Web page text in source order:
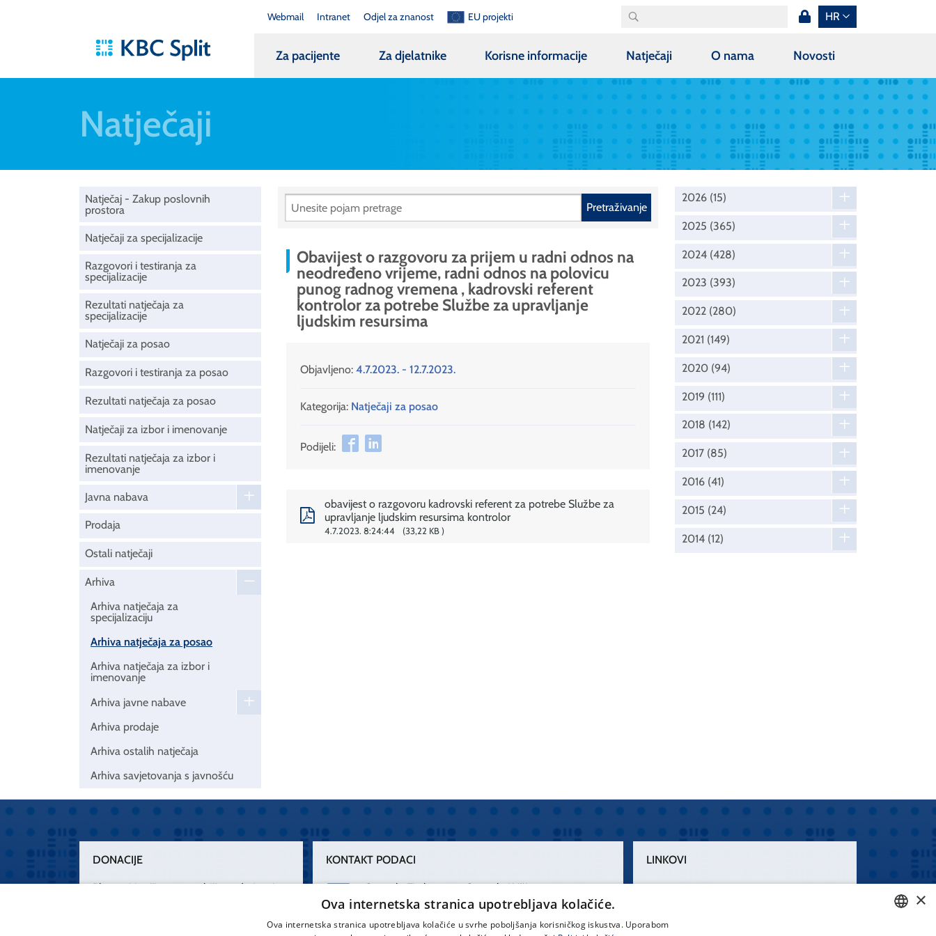
Webmail Intranet Odjel za znanost EU projekti HR
Za pacijente Za djelatnike Korisne informacije Natječaji O nama Novosti
Natječaji
Natječaj - Zakup poslovnih
prostora
Natječaji za specijalizacije
Razgovori i testiranja za
specijalizacije
Rezultati natječaja za
specijalizacije
Natječaji za posao
Razgovori i testiranja za posao
Rezultati natječaja za posao
Natječaji za izbor i imenovanje
Rezultati natječaja za izbor i
imenovanje
Javna nabava
Prodaja
Ostali natječaji
Arhiva
Arhiva natječaja za
specijalizaciju
Arhiva natječaja za posao
Arhiva natječaja za izbor i
imenovanje
Arhiva javne nabave
Arhiva prodaje
Arhiva ostalih natječaja
Arhiva savjetovanja s javnošću
Pretraživanje
Obavijest o razgovoru za prijem u radni odnos na
neodređeno vrijeme, radni odnos na polovicu
punog radnog vremena , kadrovski referent
kontrolor za potrebe Službe za upravljanje
ljudskim resursima
Objavljeno: 4.7.2023. - 12.7.2023.
Kategorija: Natječaji za posao
Podijeli:
obavijest o razgovoru kadrovski referent za potrebe Službe za
upravljanje ljudskim resursima kontrolor
4.7.2023. 8:24:44 33,22 KB
2026 (15)
2025 (365)
2024 (428)
2023 (393)
2022 (280)
2021 (149)
2020 (94)
2019 (111)
2018 (142)
2017 (85)
2016 (41)
2015 (24)
2014 (12)
DONACIJE
Plemenitim činom nesebičnog darivanja
„Zarazimo“ se dobrotom, donirajmo od
KONTAKT PODACI
Centrala Firule
021 556 111
Centrala Križine
021 557 111
LINKOVI
×
Ova internetska stranica upotrebljava kolačiće.
Ova internetska stranica upotrebljava kolačiće u svrhe poboljšanja korisničkog iskustva. Uporabom